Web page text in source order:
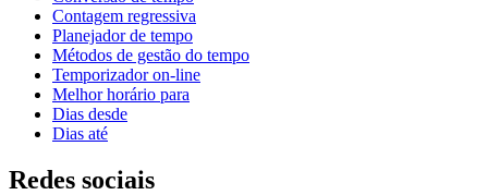
Contagem regressiva
Planejador de tempo
Métodos de gestão do tempo
Temporizador on-line
Melhor horário para
Dias desde
Dias até
Redes sociais